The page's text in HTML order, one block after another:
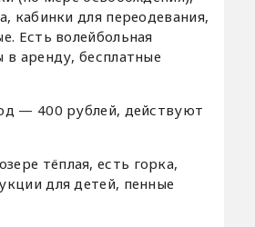
кабинки для переодевания,
Есть волейбольная
аренду, бесплатные
— 400 рублей, действуют
тёплая, есть горка,
для детей, пенные